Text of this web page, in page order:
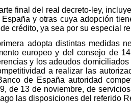
final del real decreto-ley,
y otras cuya adopción
crédito, ya sea por su especial
adopta distintas medidas
europeo y del consejo de
y los adeudos
a realizar las
de España autoridad
de 13 de noviembre, de
las disposiciones del referido